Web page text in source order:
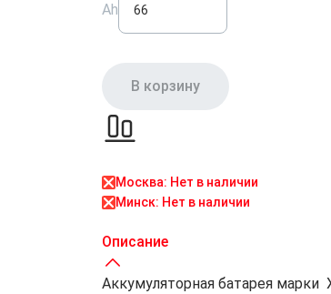
Ah
В корзину
Москва: Нет в наличии
Минск: Нет в наличии
Описание
Аккумуляторная батарея марки